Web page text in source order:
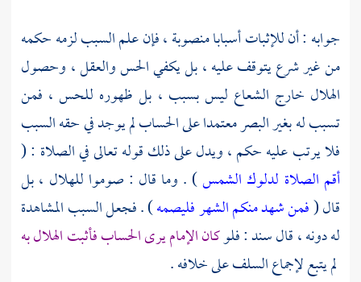
جوابه : أن للإثبات أسبابا منصوبة ، فإن علم السبب لزمه حكمه
من غير شرع يتوقف عليه ، بل يكفي الحس والعقل ، وحصول
الهلال خارج الشعاع ليس بسبب ، بل ظهوره للحس ، فمن
تسبب له بغير البصر معتمدا على الحساب لم يوجد في حقه السبب
فلا يرتب عليه حكم ، ويدل على ذلك قوله تعالى في الصلاة : (
أقم الصلاة لدلوك الشمس) . وما قال : صوموا للهلال ، بل
قال (فمن شهد منكم الشهر فليصمه) . فجعل السبب المشاهدة
له دونه ، قالسند: فلوكان الإمام يرى الحساب فأثبت الهلال به
لم يتبع لإجماع السلف على خلافه .